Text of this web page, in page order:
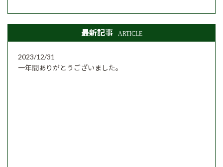
最新記事 ARTICLE
2023/12/31
一年間ありがとうございました。